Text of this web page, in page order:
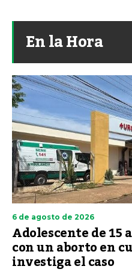
En la Hora
6 de agosto de 2026
Adolescente de 15
con un aborto en
investiga el caso